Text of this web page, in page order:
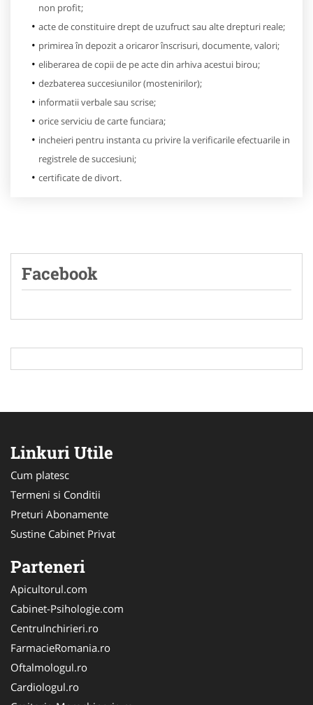
non profit;
acte de constituire drept de uzufruct sau alte drepturi reale;
primirea în depozit a oricaror înscrisuri, documente, valori;
eliberarea de copii de pe acte din arhiva acestui birou;
dezbaterea succesiunilor (mostenirilor);
informatii verbale sau scrise;
orice serviciu de carte funciara;
incheieri pentru instanta cu privire la verificarile efectuarile in
registrele de succesiuni;
certificate de divort.
Facebook
Linkuri Utile
Cum platesc
Termeni si Conditii
Preturi Abonamente
Sustine Cabinet Privat
Parteneri
Apicultorul.com
Cabinet-Psihologie.com
CentruInchirieri.ro
FarmacieRomania.ro
Oftalmologul.ro
Cardiologul.ro